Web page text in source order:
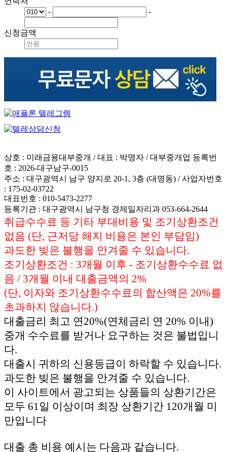
-
-
신청금액
상호 : 미래금융대부중개 / 대표 : 박명자 / 대부중개업 등록번
호 : 2026-대구남구-0015
주소 : 대구광역시 남구 양지로 20-1, 3층 (대명동) / 사업자번호
: 175-02-03722
대표번호 : 010-5473-2277
등록기관 : 대구광역시 남구청 경제일자리과 053-664-2644
취급수수료 등 기타 부대비용 및 조기상환조건
없음 (단, 근저당 해지 비용은 본인 부담임)
과도한 빚은 불행을 안겨줄 수 있습니다.
조기상환조건 : 3개월 이후 - 조기상환수수료 없
음 / 3개월 이내 대출금액의 2%
(단, 이자와 조기상환수수료의 합산액은 20%를
초과하지 않습니다.)
대출금리 최고 연20%(연체금리 연 20% 이내)
중개 수수료를 받거나 요구하는 것은 불법입니
다.
대출시 귀하의 신용등급이 하락할 수 있습니다.
과도한 빚은 불행을 안겨줄 수 있습니다.
이 사이트에서 광고되는 상품들의 상환기간은
모두 61일 이상이며 최장 상환기간 120개월 미
만입니다
대출 총 비용 예시는 다음과 같습니다.